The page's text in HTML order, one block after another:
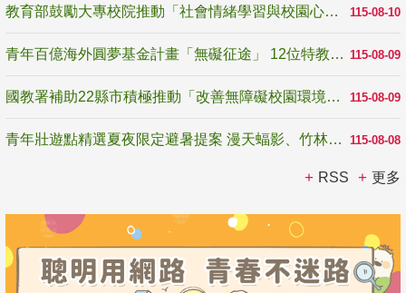
115-08-10
教育部鼓勵大專校院推動「社會情緒學習與校園心理健康促進計畫」 培育校園「心」韌性
115-08-09
青年百億海外圓夢基金計畫「無礙征途」 12位特教與弱勢青年勇闖西班牙 跨越感官限制見證生命蛻變
115-08-09
國教署補助22縣市積極推動「改善無障礙校園環境計畫」 打造友善、安全、無礙學習空間
115-08-08
青年壯遊點精選夏夜限定避暑提案 漫天蝠影、竹林尋蛙、茶香夜觀 邀青年暮色出發
RSS 更多